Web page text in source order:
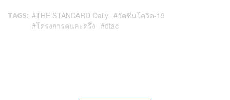
TAGS: THE STANDARD Daily
วัคซีนโควิด-19
โครงการคนละครึ่ง
dtac